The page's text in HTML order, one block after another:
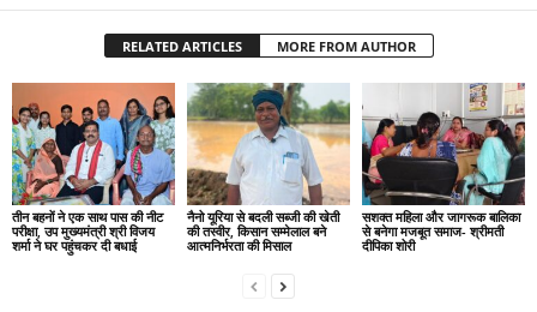
RELATED ARTICLES MORE FROM AUTHOR
तीन बहनों ने एक साथ पास की नीट
परीक्षा, उप मुख्यमंत्री श्री विजय
शर्मा ने घर पहुंचकर दी बधाई
नैनो यूरिया से बदली सब्जी की खेती
की तस्वीर, किसान सम्मेलाल बने
आत्मनिर्भरता की मिसाल
सशक्त महिला और जागरूक बालिका
से बनेगा मजबूत समाज- श्रीमती
दीपिका शोरी